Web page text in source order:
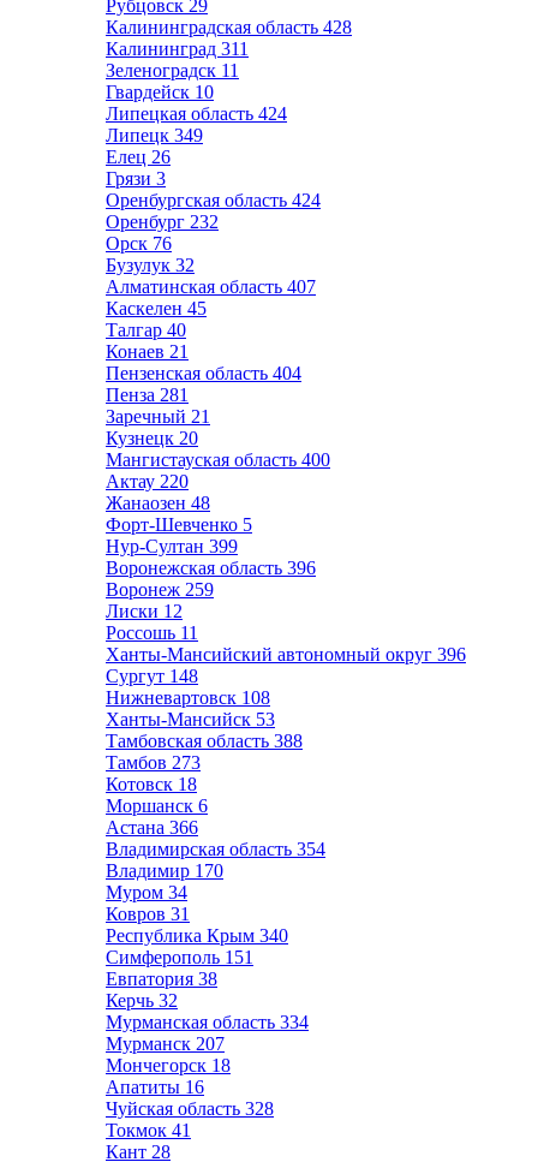
Рубцовск 29
Калининградская область 428
Калининград 311
Зеленоградск 11
Гвардейск 10
Липецкая область 424
Липецк 349
Елец 26
Грязи 3
Оренбургская область 424
Оренбург 232
Орск 76
Бузулук 32
Алматинская область 407
Каскелен 45
Талгар 40
Конаев 21
Пензенская область 404
Пенза 281
Заречный 21
Кузнецк 20
Мангистауская область 400
Актау 220
Жанаозен 48
Форт-Шевченко 5
Нур-Султан 399
Воронежская область 396
Воронеж 259
Лиски 12
Россошь 11
Ханты-Мансийский автономный округ 396
Сургут 148
Нижневартовск 108
Ханты-Мансийск 53
Тамбовская область 388
Тамбов 273
Котовск 18
Моршанск 6
Астана 366
Владимирская область 354
Владимир 170
Муром 34
Ковров 31
Республика Крым 340
Симферополь 151
Евпатория 38
Керчь 32
Мурманская область 334
Мурманск 207
Мончегорск 18
Апатиты 16
Чуйская область 328
Токмок 41
Кант 28